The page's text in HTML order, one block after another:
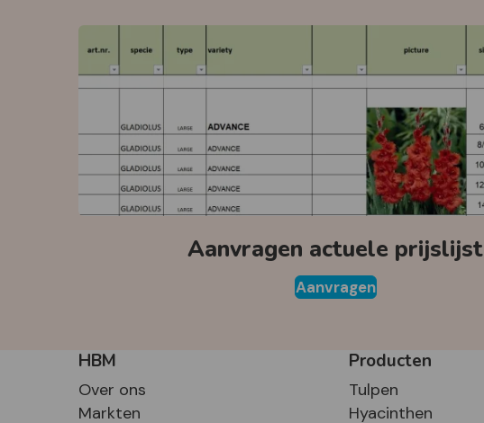
Aanvragen actuele prijslijst
Aanvragen
HBM
Over ons
Markten
Producten
Tulpen
Hyacinthen